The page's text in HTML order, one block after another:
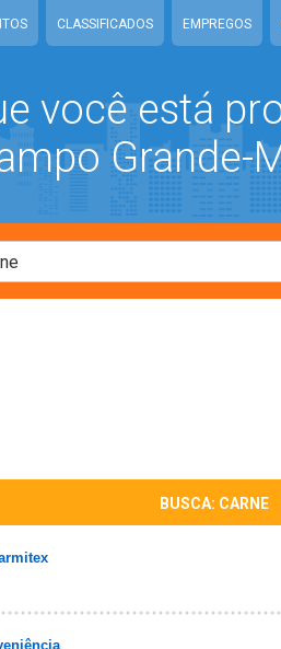
CLASSIFICADOS EMPREGOS
você está
Grande-
BUSCA: CARNE